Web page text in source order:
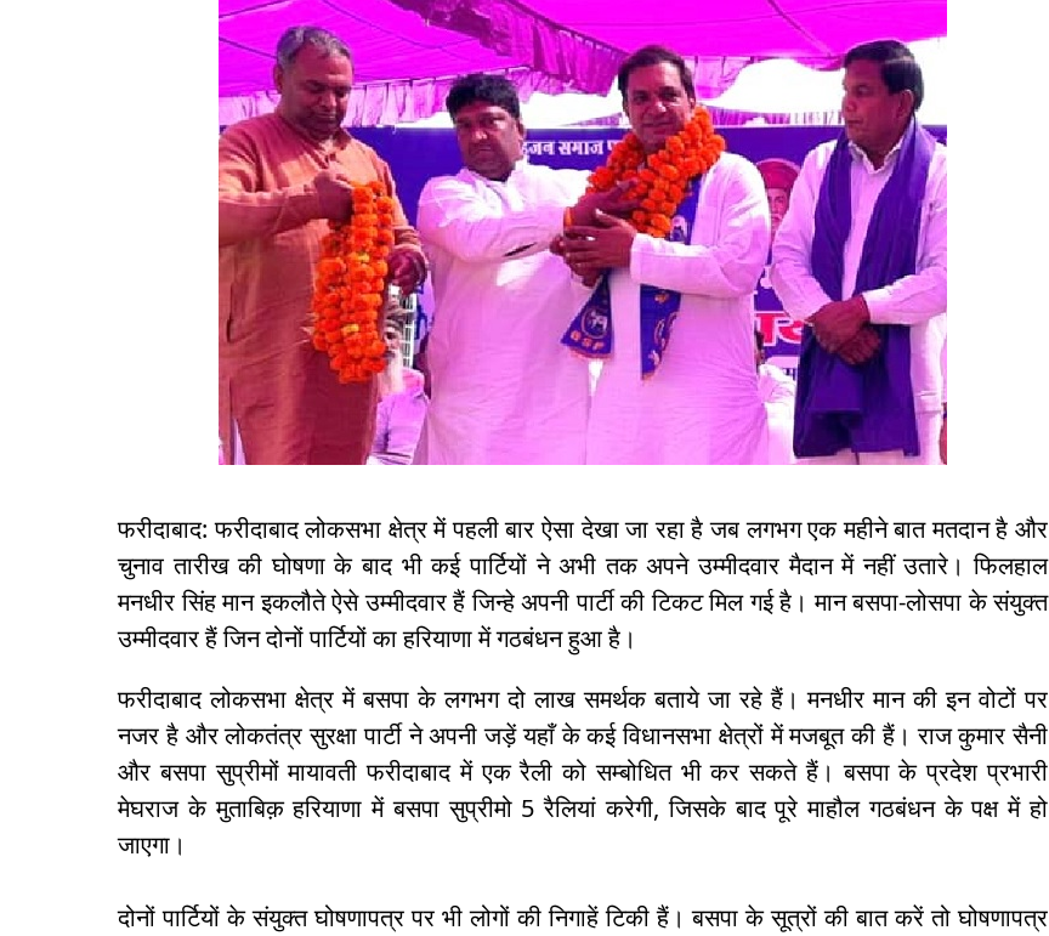
फरीदाबाद: फरीदाबाद लोकसभा क्षेत्र में पहली बार ऐसा देखा जा रहा है जब लगभग एक महीने बात मतदान है और
चुनाव तारीख की घोषणा के बाद भी कई पार्टियों ने अभी तक अपने उम्मीदवार मैदान में नहीं उतारे। फिलहाल
मनधीर सिंह मान इकलौते ऐसे उम्मीदवार हैं जिन्हे अपनी पार्टी की टिकट मिल गई है। मान बसपा-लोसपा के संयुक्त
उम्मीदवार हैं जिन दोनों पार्टियों का हरियाणा में गठबंधन हुआ है।
फरीदाबाद लोकसभा क्षेत्र में बसपा के लगभग दो लाख समर्थक बताये जा रहे हैं। मनधीर मान की इन वोटों पर
नजर है और लोकतंत्र सुरक्षा पार्टी ने अपनी जड़ें यहाँ के कई विधानसभा क्षेत्रों में मजबूत की हैं। राज कुमार सैनी
और बसपा सुप्रीमों मायावती फरीदाबाद में एक रैली को सम्बोधित भी कर सकते हैं। बसपा के प्रदेश प्रभारी
मेघराज के मुताबिक़ हरियाणा में बसपा सुप्रीमो 5 रैलियां करेगी, जिसके बाद पूरे माहौल गठबंधन के पक्ष में हो
जाएगा।
दोनों पार्टियों के संयुक्त घोषणापत्र पर भी लोगों की निगाहें टिकी हैं। बसपा के सूत्रों की बात करें तो घोषणापत्र